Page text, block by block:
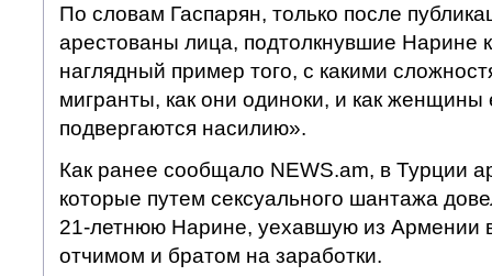
По словам Гаспарян, только после
арестованы лица, подтолкнувшие Нарине
наглядный пример того, с какими
мигранты, как они одиноки, и как
подвергаются насилию».
Как ранее сообщало NEWS.am, в Турции
которые путем сексуального шантажа
21-летнюю Нарине, уехавшую из Армении
отчимом и братом на заработки.